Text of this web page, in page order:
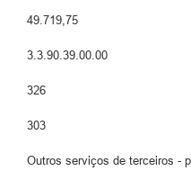
49.719,75
3.3.90.39.00.00
326
303
Outros serviços de terceiros -